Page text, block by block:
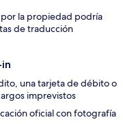
la propiedad podría
de traducción
una tarjeta de débito o
imprevistos
oficial con fotografía